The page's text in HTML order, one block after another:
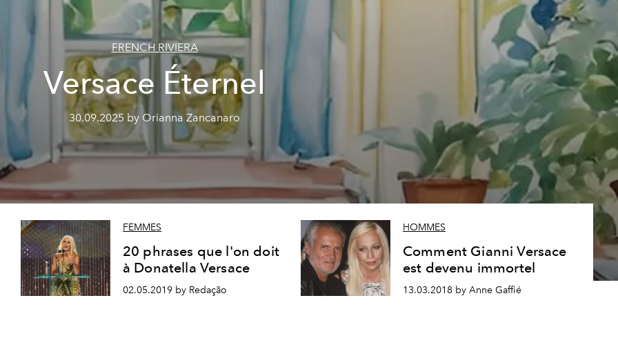
FRENCH RIVIERA
Versace Éternel
30.09.2025 by Orianna Zancanaro
FEMMES
20 phrases que l'on doit
à Donatella Versace
02.05.2019 by Redação
HOMMES
Comment Gianni Versace
est devenu immortel
13.03.2018 by Anne Gaffié